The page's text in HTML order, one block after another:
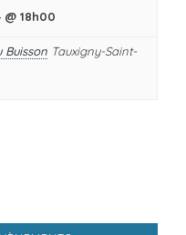
18h00
Buisson Tauxigny-Saint-